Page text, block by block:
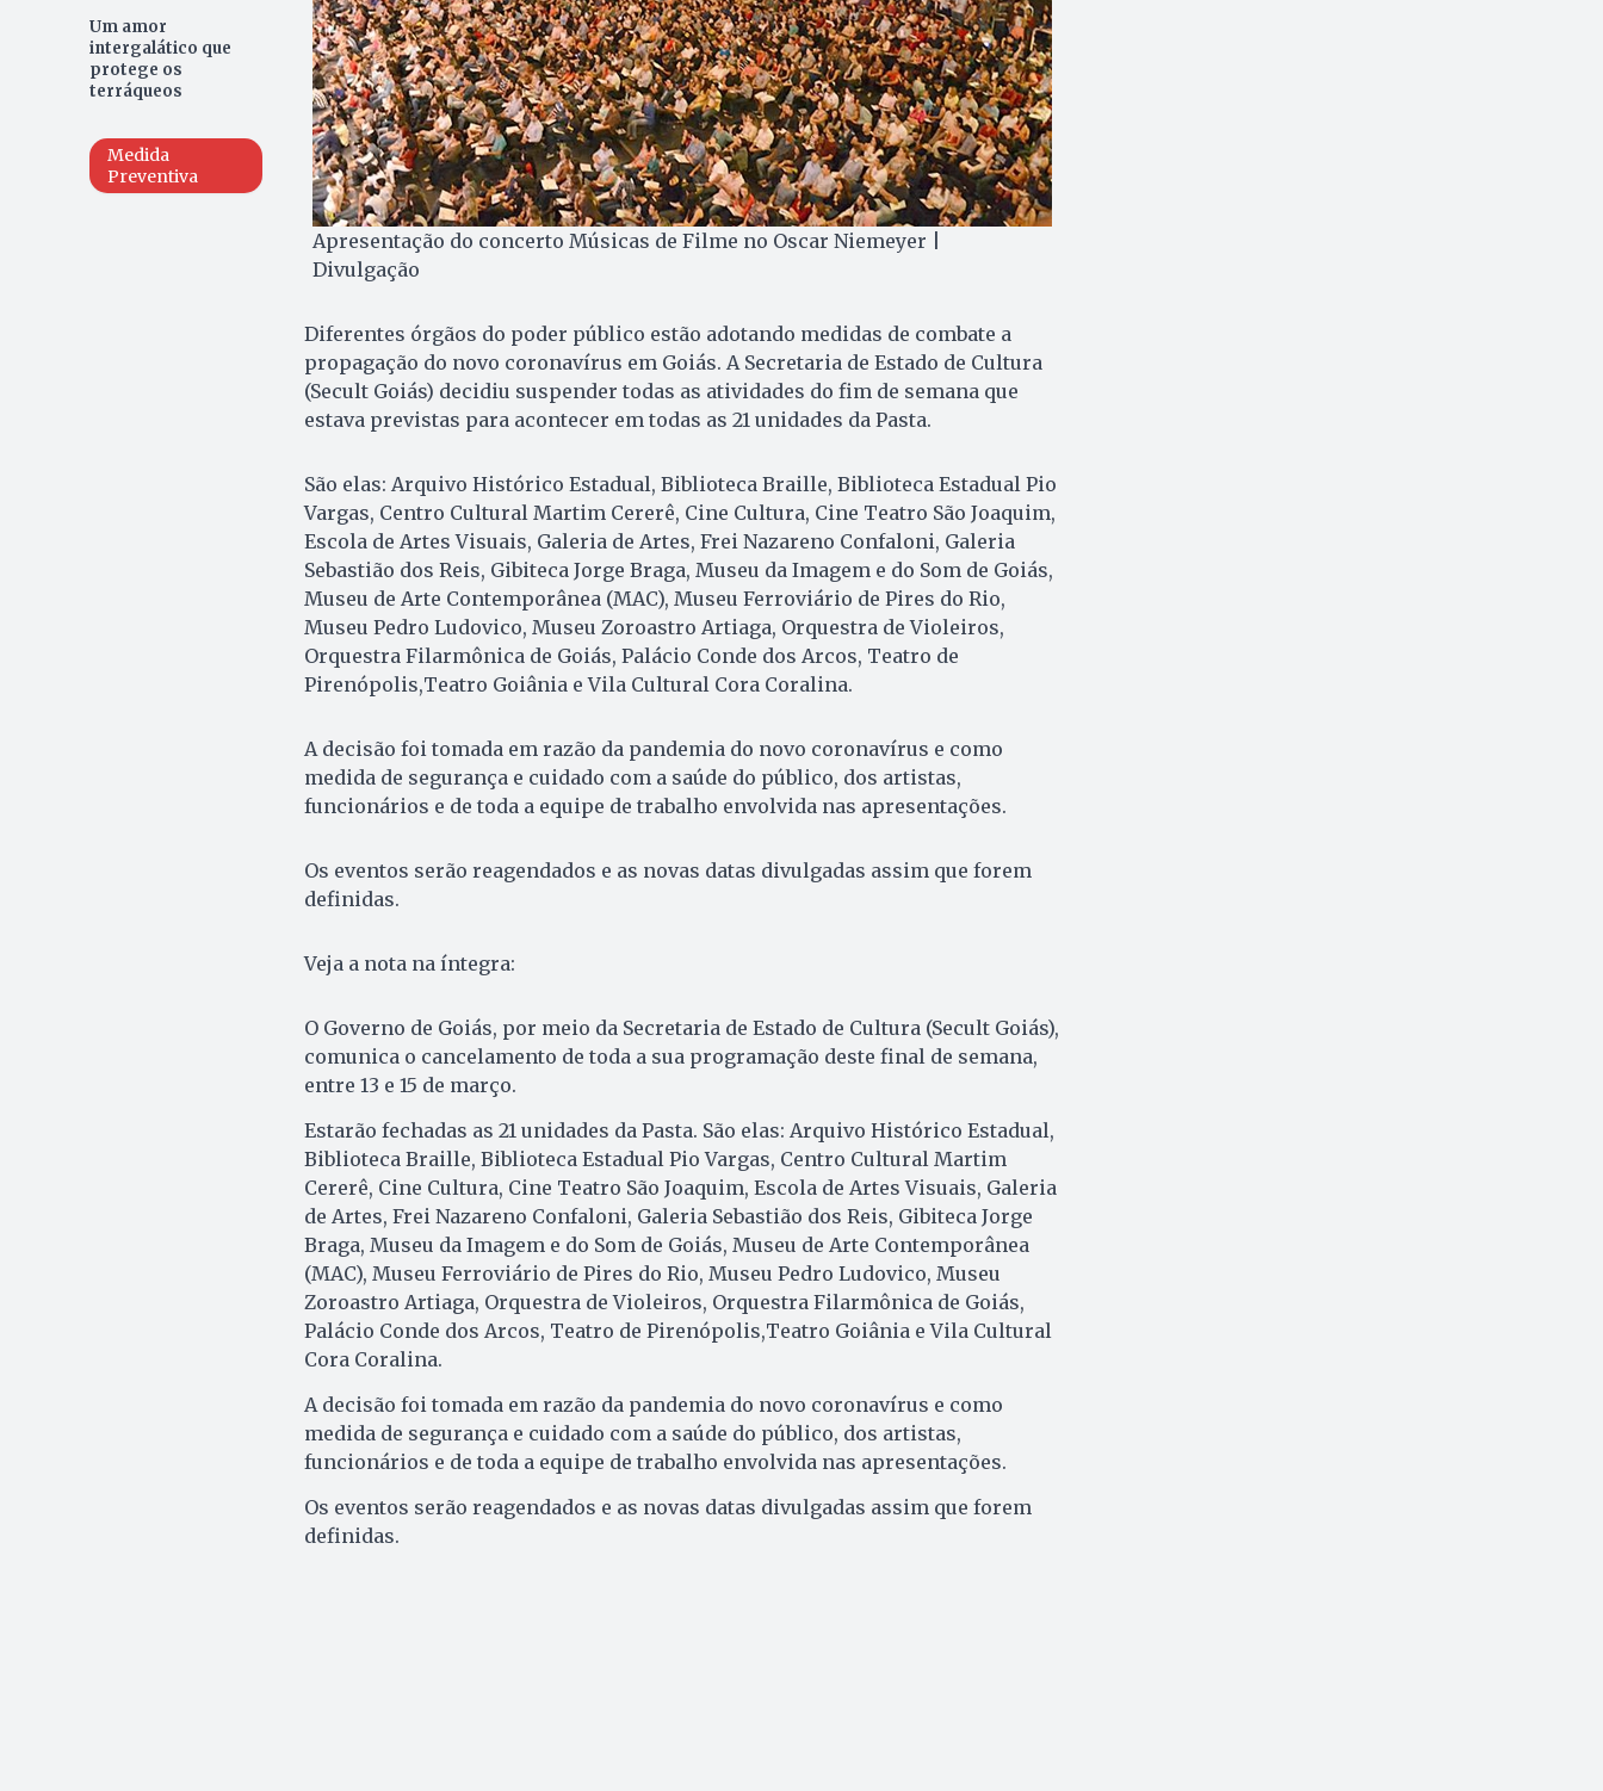
Um amor
intergalático que
protege os
terráqueos
Medida
Preventiva
Apresentação do concerto Músicas de Filme no Oscar Niemeyer |
Divulgação
Diferentes órgãos do poder público estão adotando medidas de combate a
propagação do novo coronavírus em Goiás. A Secretaria de Estado de Cultura
(Secult Goiás) decidiu suspender todas as atividades do fim de semana que
estava previstas para acontecer em todas as 21 unidades da Pasta.
São elas: Arquivo Histórico Estadual, Biblioteca Braille, Biblioteca Estadual Pio
Vargas, Centro Cultural Martim Cererê, Cine Cultura, Cine Teatro São Joaquim,
Escola de Artes Visuais, Galeria de Artes, Frei Nazareno Confaloni, Galeria
Sebastião dos Reis, Gibiteca Jorge Braga, Museu da Imagem e do Som de Goiás,
Museu de Arte Contemporânea (MAC), Museu Ferroviário de Pires do Rio,
Museu Pedro Ludovico, Museu Zoroastro Artiaga, Orquestra de Violeiros,
Orquestra Filarmônica de Goiás, Palácio Conde dos Arcos, Teatro de
Pirenópolis,Teatro Goiânia e Vila Cultural Cora Coralina.
A decisão foi tomada em razão da pandemia do novo coronavírus e como
medida de segurança e cuidado com a saúde do público, dos artistas,
funcionários e de toda a equipe de trabalho envolvida nas apresentações.
Os eventos serão reagendados e as novas datas divulgadas assim que forem
definidas.
Veja a nota na íntegra:
O Governo de Goiás, por meio da Secretaria de Estado de Cultura (Secult Goiás),
comunica o cancelamento de toda a sua programação deste final de semana,
entre 13 e 15 de março.
Estarão fechadas as 21 unidades da Pasta. São elas: Arquivo Histórico Estadual,
Biblioteca Braille, Biblioteca Estadual Pio Vargas, Centro Cultural Martim
Cererê, Cine Cultura, Cine Teatro São Joaquim, Escola de Artes Visuais, Galeria
de Artes, Frei Nazareno Confaloni, Galeria Sebastião dos Reis, Gibiteca Jorge
Braga, Museu da Imagem e do Som de Goiás, Museu de Arte Contemporânea
(MAC), Museu Ferroviário de Pires do Rio, Museu Pedro Ludovico, Museu
Zoroastro Artiaga, Orquestra de Violeiros, Orquestra Filarmônica de Goiás,
Palácio Conde dos Arcos, Teatro de Pirenópolis,Teatro Goiânia e Vila Cultural
Cora Coralina.
A decisão foi tomada em razão da pandemia do novo coronavírus e como
medida de segurança e cuidado com a saúde do público, dos artistas,
funcionários e de toda a equipe de trabalho envolvida nas apresentações.
Os eventos serão reagendados e as novas datas divulgadas assim que forem
definidas.